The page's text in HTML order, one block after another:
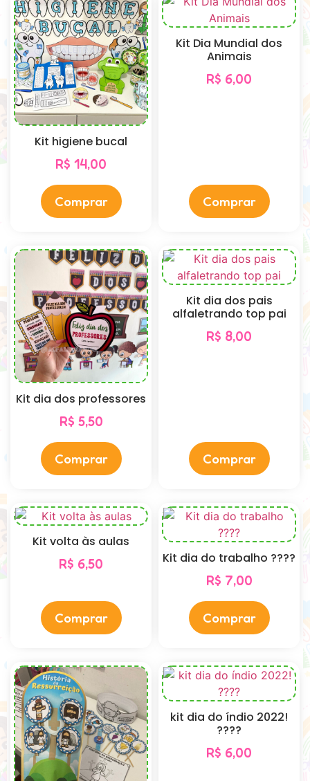
Kit higiene bucal
R$ 14,00
Comprar
Kit Dia Mundial dos
Animais
R$ 6,00
Comprar
Kit dia dos professores
R$ 5,50
Comprar
Kit dia dos pais
alfaletrando top pai
R$ 8,00
Comprar
Kit volta às aulas
R$ 6,50
Comprar
Kit dia do trabalho ????
R$ 7,00
Comprar
kit dia do índio 2022!
????
R$ 6,00